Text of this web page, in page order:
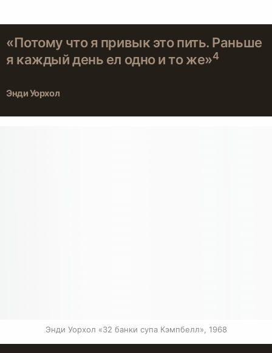
«Потому что я привык это пить. Раньше
я каждый день ел одно и то же»4
Энди Уорхол
Энди Уорхол «32 банки супа Кэмпбелл», 1968